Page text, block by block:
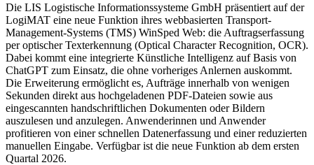
Die LIS Logistische Informationssysteme GmbH präsentiert auf der
LogiMAT eine neue Funktion ihres webbasierten Transport-
Management-Systems (TMS) WinSped Web: die Auftragserfassung
per optischer Texterkennung (Optical Character Recognition, OCR).
Dabei kommt eine integrierte Künstliche Intelligenz auf Basis von
ChatGPT zum Einsatz, die ohne vorheriges Anlernen auskommt.
Die Erweiterung ermöglicht es, Aufträge innerhalb von wenigen
Sekunden direkt aus hochgeladenen PDF-Dateien sowie aus
eingescannten handschriftlichen Dokumenten oder Bildern
auszulesen und anzulegen. Anwenderinnen und Anwender
profitieren von einer schnellen Datenerfassung und einer reduzierten
manuellen Eingabe. Verfügbar ist die neue Funktion ab dem ersten
Quartal 2026.